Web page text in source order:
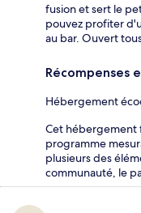
fusion et sert le
pouvez profiter
au bar. Ouvert
Récompenses
Hébergement
Cet hébergement
programme
plusieurs des
communauté, le